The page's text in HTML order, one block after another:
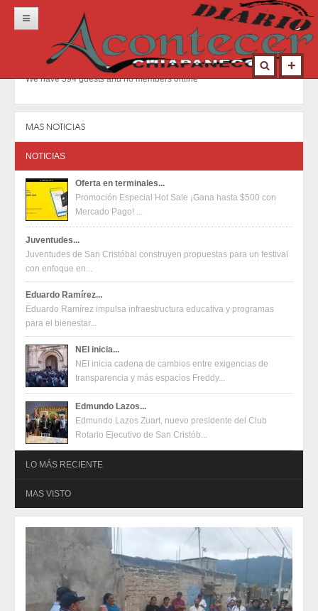
Portada
Locales
Municipios
Nacional
Deportes
Contacto
We have 594 guests and no members online
MAS NOTICIAS
NOTICIAS
Oferta en terminales...
Promoción Especial Hot Sale ¡Gana hasta $500 con
Mercado Pago! ...
Juventudes...
Juventudes de San Cristóbal construyen propuestas para un festival
con enfoque en...
Eduardo Ramírez...
Eduardo Ramírez impulsa infraestructura educativa y programas
para el bienestar...
NEI inicia...
NEI inicia cadena de cambios entre exigencias de
transparencia y más espacios Freddy...
Edmundo Lazos...
Edmundo Lazos Zuart, nuevo presidente del Club
Rotario Ejecutivo de San Cristób...
LO MÁS RECIENTE
2026-08-04
Juventudes de San Cristóbal construyen propuestas para un
festival con enfoque en salud mental, inclusión y talento
2026-07-31
MAS VISTO
Oferta en terminales Mercado Pago
Juventudes de San Cristóbal construyen propuestas para un
festival con enfoque en salud mental, inclusión y talento